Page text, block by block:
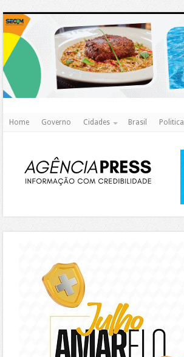
Home Governo Cidades Brasil Politica